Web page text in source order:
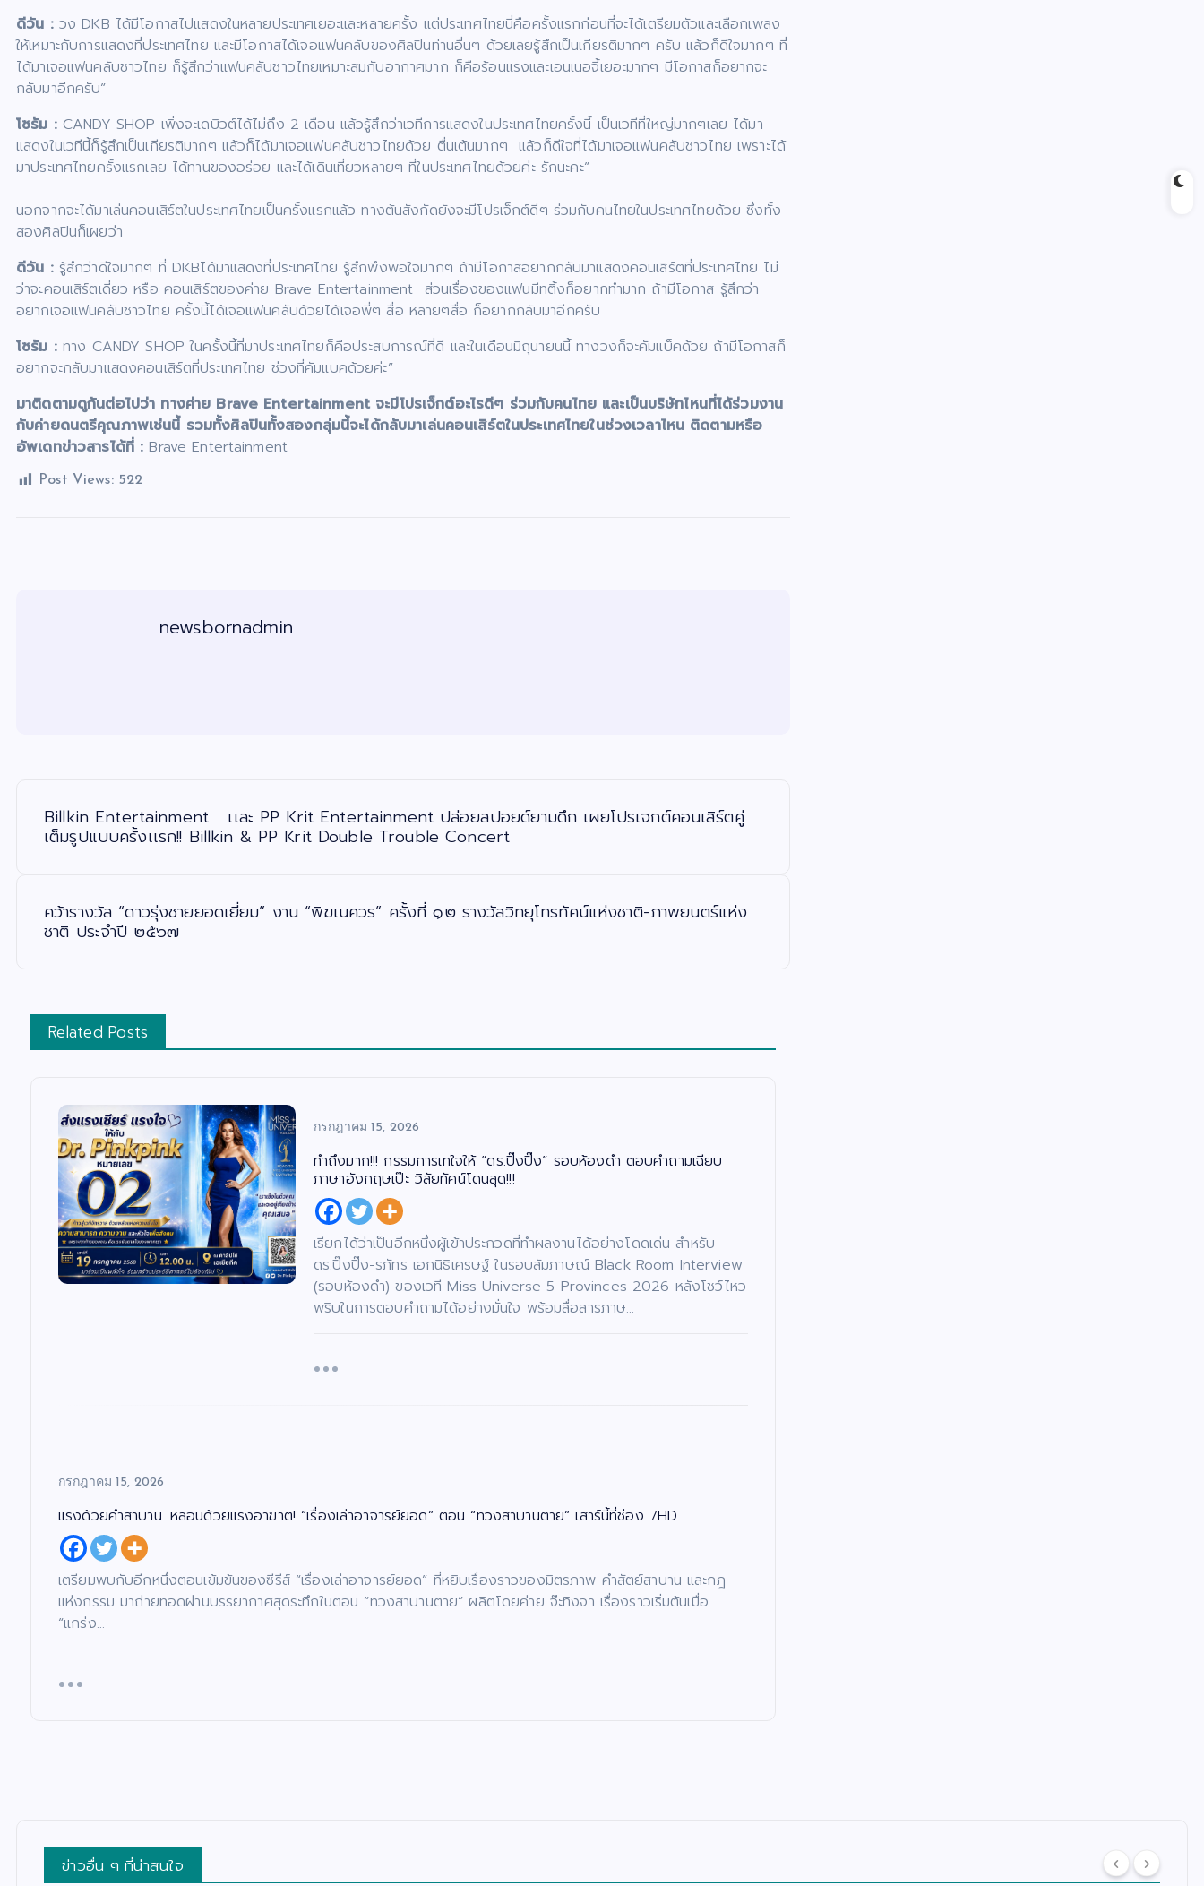
ดีวัน :วง DKB ได้มีโอกาสไปแสดงในหลายประเทศเยอะและหลายครั้ง แต่ประเทศไทยนี่คือครั้งแรกก่อนที่จะได้เตรียมตัวและเลือกเพลง
ให้เหมาะกับการแสดงที่ประเทศไทย และมีโอกาสได้เจอแฟนคลับของศิลปินท่านอื่นๆ ด้วยเลยรู้สึกเป็นเกียรติมากๆ ครับ แล้วก็ดีใจมากๆ ที่
ได้มาเจอแฟนคลับชาวไทย ก็รู้สึกว่าแฟนคลับชาวไทยเหมาะสมกับอากาศมาก ก็คือร้อนแรงและเอนเนอจี้เยอะมากๆ มีโอกาสก็อยากจะ
กลับมาอีกครับ”
โซรัม :CANDY SHOP เพิ่งจะเดบิวต์ได้ไม่ถึง 2 เดือน แล้วรู้สึกว่าเวทีการแสดงในประเทศไทยครั้งนี้ เป็นเวทีที่ใหญ่มากๆเลย ได้มา
แสดงในเวทีนี้ก็รู้สึกเป็นเกียรติมากๆ แล้วก็ได้มาเจอแฟนคลับชาวไทยด้วย ตื่นเต้นมากๆ แล้วก็ดีใจที่ได้มาเจอแฟนคลับชาวไทย เพราะได้
มาประเทศไทยครั้งแรกเลย ได้ทานของอร่อย และได้เดินเที่ยวหลายๆ ที่ในประเทศไทยด้วยค่ะ รักนะคะ”
นอกจากจะได้มาเล่นคอนเสิร์ตในประเทศไทยเป็นครั้งแรกแล้ว ทางต้นสังกัดยังจะมีโปรเจ็กต์ดีๆ ร่วมกับคนไทยในประเทศไทยด้วย ซึ่งทั้ง
สองศิลปินก็เผยว่า
ดีวัน :รู้สึกว่าดีใจมากๆ ที่ DKBได้มาแสดงที่ประเทศไทย รู้สึกพึงพอใจมากๆ ถ้ามีโอกาสอยากกลับมาแสดงคอนเสิร์ตที่ประเทศไทย ไม่
ว่าจะคอนเสิร์ตเดี่ยว หรือ คอนเสิร์ตของค่าย Brave Entertainment ส่วนเรื่องของแฟนมีทติ้งก็อยากทำมาก ถ้ามีโอกาส รู้สึกว่า
อยากเจอแฟนคลับชาวไทย ครั้งนี้ได้เจอแฟนคลับด้วยได้เจอพี่ๆ สื่อ หลายๆสื่อ ก็อยากกลับมาอีกครับ
โซรัม :ทาง CANDY SHOP ในครั้งนี้ที่มาประเทศไทยก็คือประสบการณ์ที่ดี และในเดือนมิถุนายนนี้ ทางวงก็จะคัมแบ็คด้วย ถ้ามีโอกาสก็
อยากจะกลับมาแสดงคอนเสิร์ตที่ประเทศไทย ช่วงที่คัมแบคด้วยค่ะ”
มาติดตามดูกันต่อไปว่า ทางค่าย Brave Entertainment จะมีโปรเจ็กต์อะไรดีๆ ร่วมกับคนไทย และเป็นบริษัทไหนที่ได้ร่วมงาน
กับค่ายดนตรีคุณภาพเช่นนี้ รวมทั้งศิลปินทั้งสองกลุ่มนี้จะได้กลับมาเล่นคอนเสิร์ตในประเทศไทยในช่วงเวลาไหน ติดตามหรือ
อัพเดทข่าวสารได้ที่ :Brave Entertainment
Post Views: 522
newsbornadmin
Billkin Entertainment เเละ PP Krit Entertainment ปล่อยสปอยด์ยามดึก เผยโปรเจกต์คอนเสิร์ตคู่
เต็มรูปแบบครั้งเเรก!! Billkin & PP Krit Double Trouble Concert
คว้ารางวัล “ดาวรุ่งชายยอดเยี่ยม” งาน “พิฆเนศวร” ครั้งที่ ๑๒ รางวัลวิทยุโทรทัศน์แห่งชาติ-ภาพยนตร์แห่ง
ชาติ ประจำปี ๒๕๖๗
Related Posts
กรกฎาคม 15, 2026
ทำถึงมาก!!! กรรมการเทใจให้ “ดร.ปิ๊งปิ๊ง” รอบห้องดำ ตอบคำถามเฉียบ
ภาษาอังกฤษเป๊ะ วิสัยทัศน์โดนสุด!!!
เรียกได้ว่าเป็นอีกหนึ่งผู้เข้าประกวดที่ทำผลงานได้อย่างโดดเด่น สำหรับ
ดร.ปิ๊งปิ๊ง-รภัทร เอกนิธิเศรษฐ์ ในรอบสัมภาษณ์ Black Room Interview
(รอบห้องดำ) ของเวที Miss Universe 5 Provinces 2026 หลังโชว์ไหว
พริบในการตอบคำถามได้อย่างมั่นใจ พร้อมสื่อสารภาษ…
กรกฎาคม 15, 2026
แรงด้วยคำสาบาน…หลอนด้วยแรงอาฆาต! “เรื่องเล่าอาจารย์ยอด” ตอน “ทวงสาบานตาย” เสาร์นี้ที่ช่อง 7HD
เตรียมพบกับอีกหนึ่งตอนเข้มข้นของซีรีส์ “เรื่องเล่าอาจารย์ยอด” ที่หยิบเรื่องราวของมิตรภาพ คำสัตย์สาบาน และกฎ
แห่งกรรม มาถ่ายทอดผ่านบรรยากาศสุดระทึกในตอน “ทวงสาบานตาย” ผลิตโดยค่าย จ๊ะทิงจา เรื่องราวเริ่มต้นเมื่อ
“แกร่ง…
ข่าวอื่น ๆ ที่น่าสนใจ